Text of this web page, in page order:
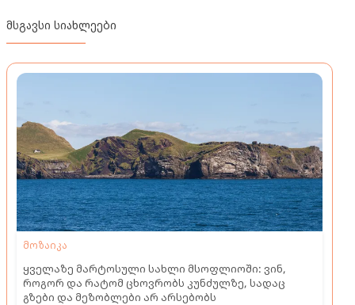
მსგავსი სიახლეები
მოზაიკა
ყველაზე მარტოსული სახლი მსოფლიოში: ვინ,
როგორ და რატომ ცხოვრობს კუნძულზე, სადაც
გზები და მეზობლები არ არსებობს